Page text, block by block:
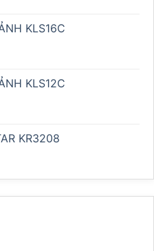
KLS16C
KLS12C
KR3208